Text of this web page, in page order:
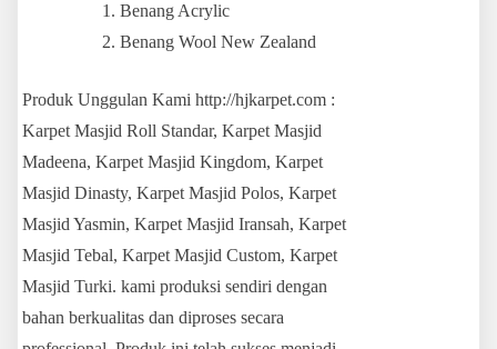
Benang Acrylic
Benang Wool New Zealand
Produk Unggulan Kami http://hjkarpet.com :
Karpet Masjid Roll Standar, Karpet Masjid
Madeena, Karpet Masjid Kingdom, Karpet
Masjid Dinasty, Karpet Masjid Polos, Karpet
Masjid Yasmin, Karpet Masjid Iransah, Karpet
Masjid Tebal, Karpet Masjid Custom, Karpet
Masjid Turki. kami produksi sendiri dengan
bahan berkualitas dan diproses secara